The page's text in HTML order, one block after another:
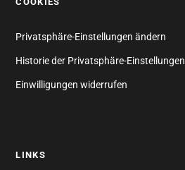
Privatsphäre-Einstellungen ändern
Historie der Privatsphäre-Einstellungen
Einwilligungen widerrufen
LINKS